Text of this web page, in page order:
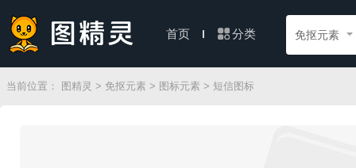
首页 分类 免抠元素
当前位置： 图精灵 > 免抠元素 > 图标元素 > 短信图标